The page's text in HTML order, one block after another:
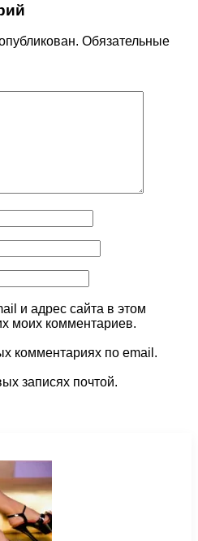
Обязательные
и адрес сайта в этом
моих комментариев.
комментариях по email.
записях почтой.